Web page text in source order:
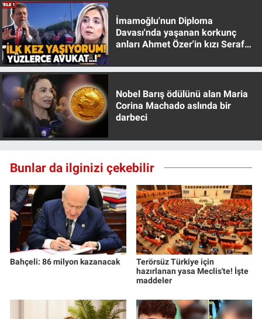
İmamoğlu'nun Diploma
Davası'nda yaşanan korkunç
anları Ahmet Özer'in kızı Seraf
Nobel Barış ödülünü alan Maria
Corina Machado aslında bir
darbeci
Bunlar da ilginizi çekebilir
Bahçeli: 86 milyon kazanacak
Terörsüz Türkiye için
hazırlanan yasa Meclis'te! İşte
maddeler